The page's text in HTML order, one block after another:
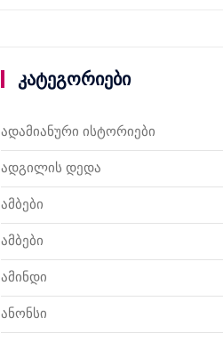
კატეგორიები
ადამიანური ისტორიები
ადგილის დედა
ამბები
ამბები
ამინდი
ანონსი